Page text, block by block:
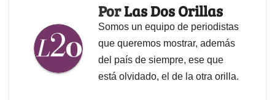
PorLas Dos Orillas
Somos un equipo de periodistas
que queremos mostrar, además
del país de siempre, ese que
está olvidado, el de la otra orilla.